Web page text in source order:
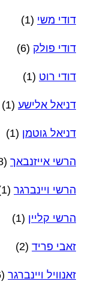
דודי משי (1)
דודי פולק (6)
דודי רוט (1)
דניאל אלישע (1)
דניאל גוטמן (1)
הרשי אייזנבאך (8)
הרשי ויינברגר (1)
הרשי קליין (1)
זאבי פריד (2)
זאנוויל ויינברגר (36)